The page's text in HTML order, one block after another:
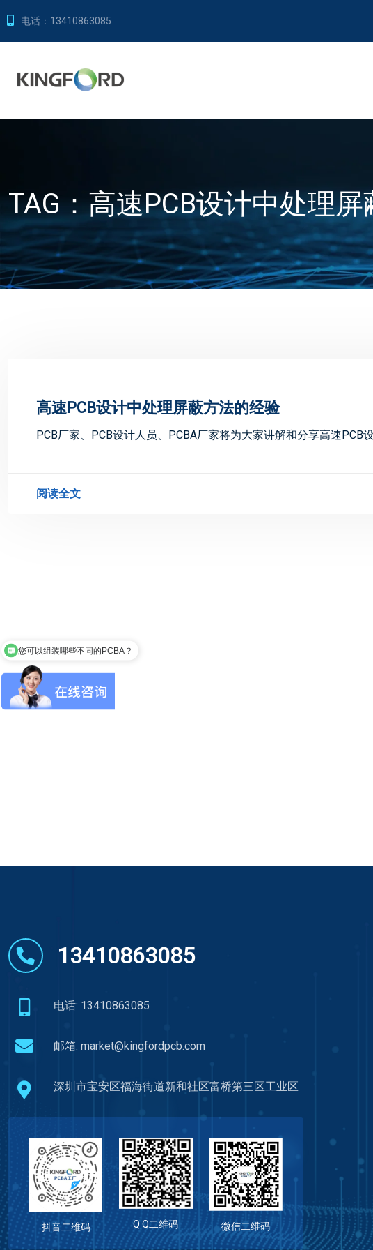
电话： 13410863085
TAG：高速PCB设计中处理
高速PCB设计中处理屏蔽方法的经验
PCB厂家、PCB设计人员、PCBA厂家将为大家讲解和分享高速PCB
阅读全文
13410863085
电话: 13410863085
邮箱: market@kingfordpcb.com
深圳市宝安区福海街道新和社区富桥第三区工业区
抖音二维码 Q Q二维码 微信二维码
您可以组装哪些不同的PCBA？